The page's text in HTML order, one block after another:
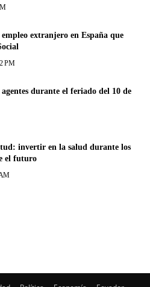
extranjero en España que
PM
durante el feriado del 10 de
invertir en la salud durante los
el futuro